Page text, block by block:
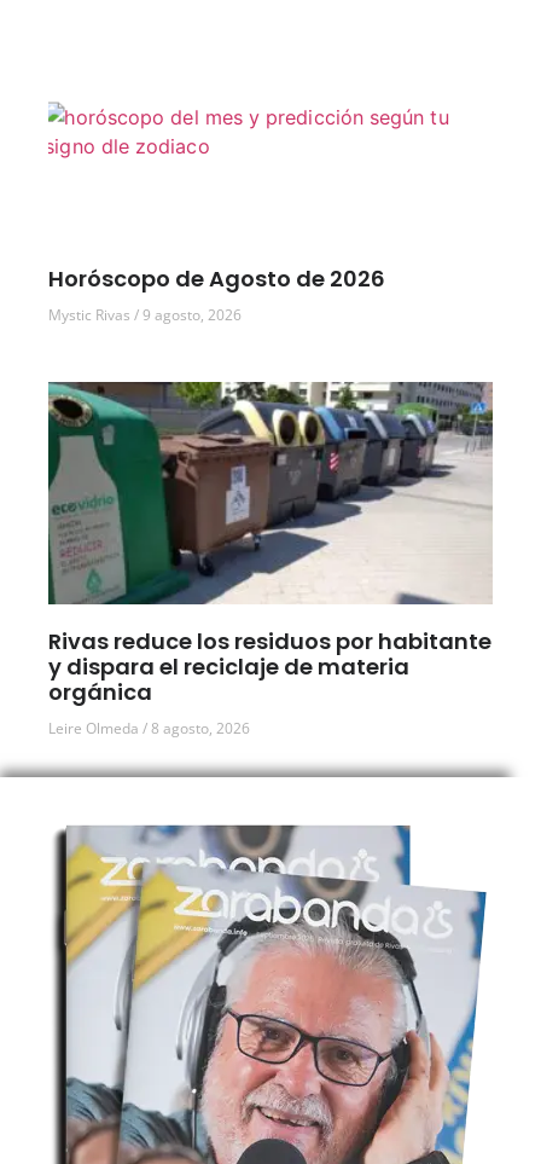
Horóscopo de Agosto de 2026
Mystic Rivas 9 agosto, 2026
Rivas reduce los residuos por habitante
y dispara el reciclaje de materia
orgánica
Leire Olmeda 8 agosto, 2026